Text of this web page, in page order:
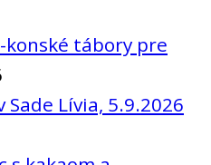
tábory pre
Lívia, 5.9.2026